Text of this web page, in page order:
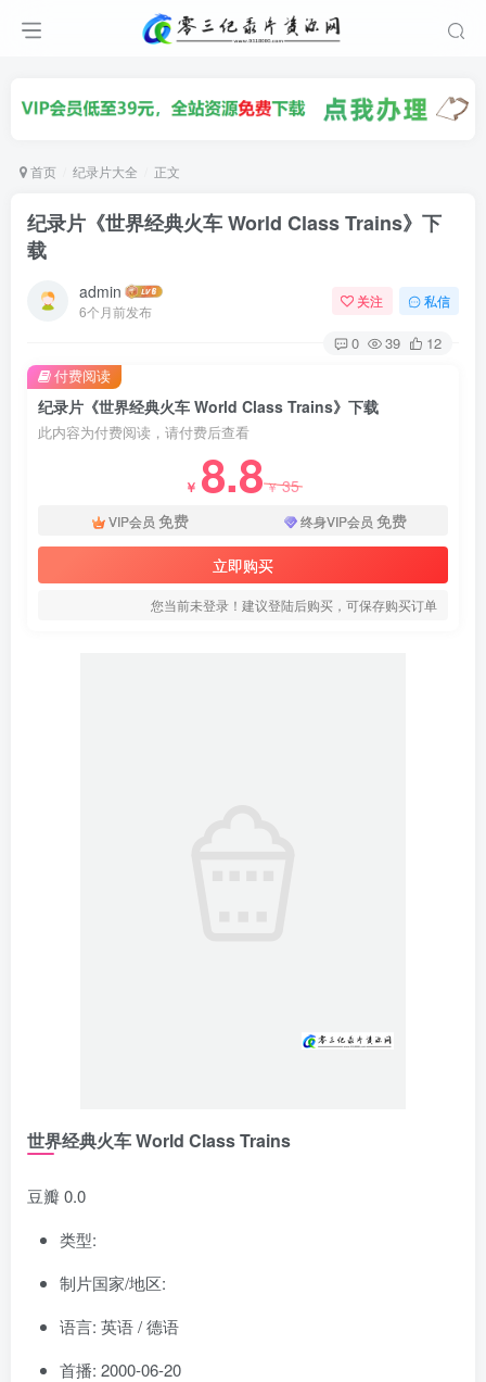
首页 纪录片大全 正文
纪录片《世界经典火车 World Class Trains》下
载
admin
6个月前发布
关注 私信
0 39 12
纪录片《世界经典火车 World Class Trains》下载
此内容为付费阅读，请付费后查看
￥ 8.8￥35
VIP会员 免费 终身VIP会员 免费
立即购买
您当前未登录！建议登陆后购买，可保存购买订单
付费阅读
世界经典火车 World Class Trains
豆瓣 0.0
类型:
制片国家/地区:
语言: 英语 / 德语
首播: 2000-06-20